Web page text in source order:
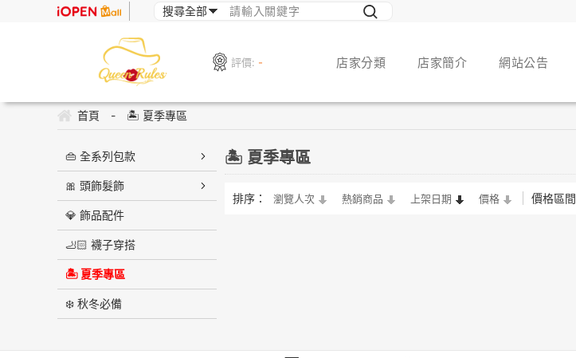
評價: - 店家分類 店家簡介 網站公告
首頁 - 🏝️ 夏季專區
👜 全系列包款
🎀 頭飾髮飾
💎 飾品配件
🦶🏻 襪子穿搭
🏝️ 夏季專區
❄️ 秋冬必備
🏝️ 夏季專區
排序： 瀏覽人次 熱銷商品 上架日期 價格 價格區間